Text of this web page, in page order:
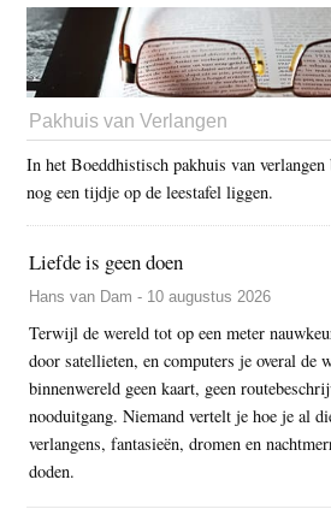
Pakhuis van Verlangen
In het Boeddhistisch pakhuis van
nog een tijdje op de leestafel liggen.
Liefde is geen doen
Hans van Dam - 10 augustus 2026
Terwijl de wereld tot op een meter
door satellieten, en computers je overal de
binnenwereld geen kaart, geen
nooduitgang. Niemand vertelt je hoe je al
verlangens, fantasieën, dromen en
doden.